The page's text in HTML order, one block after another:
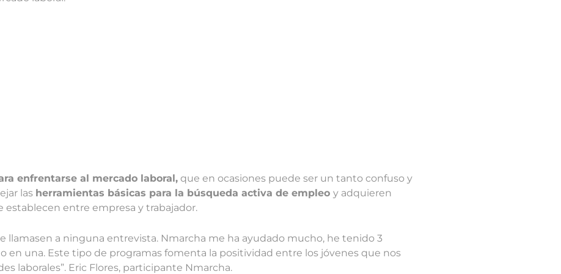
enfrentarse al mercado laboral, que en ocasiones puede ser un tanto confuso y
las herramientas básicas para la búsqueda activa de empleo y adquieren
entre empresa y trabajador.
llamasen a ninguna entrevista. Nmarcha me ha ayudado mucho, he tenido 3
en una. Este tipo de programas fomenta la positividad entre los jóvenes que nos
laborales”. Eric Flores, participante Nmarcha.